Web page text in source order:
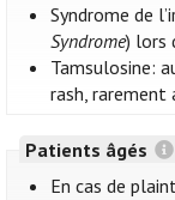
Syndrome de
Syndrome) lors
Tamsulosine:
rash, rarement
Patients âgés
En cas de